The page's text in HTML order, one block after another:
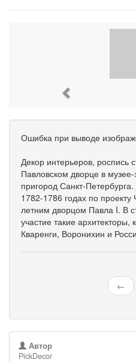
Ошибка при выводе
Декор интерьеров, роспись
Павловском дворце в
пригород Санкт-
1782-1786 годах по
летним дворцом Павла I. В
участие такие
Кваренги, Воронихин и
←
Автор
PickDecor